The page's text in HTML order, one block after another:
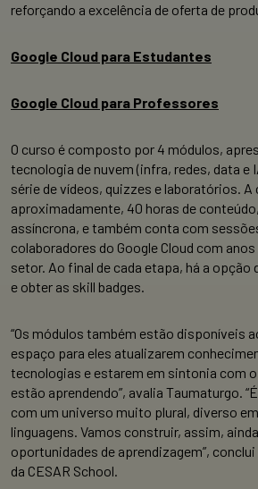
reforçando a excelência de oferta de
Google Cloud para Estudantes
Google Cloud para Professores
O curso é composto por 4 módulos,
tecnologia de nuvem (infra, redes, data e
série de vídeos, quizzes e laboratórios. A
aproximadamente, 40 horas de
assíncrona, e também conta com
colaboradores do Google Cloud com
setor. Ao final de cada etapa, há a opção
e obter as skill badges.
“Os módulos também estão disponíveis
espaço para eles atualizarem
tecnologias e estarem em sintonia com
estão aprendendo”, avalia Taumaturgo.
com um universo muito plural, diverso
linguagens. Vamos construir, assim,
oportunidades de aprendizagem”,
da CESAR School.